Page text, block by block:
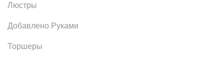
Люстры
Добавлено Руками
Торшеры